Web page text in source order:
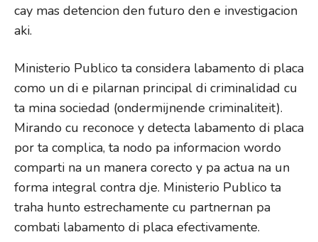
cay mas detencion den futuro den e investigacion
aki.
Ministerio Publico ta considera labamento di placa
como un di e pilarnan principal di criminalidad cu
ta mina sociedad (ondermijnende criminaliteit).
Mirando cu reconoce y detecta labamento di placa
por ta complica, ta nodo pa informacion wordo
comparti na un manera corecto y pa actua na un
forma integral contra dje. Ministerio Publico ta
traha hunto estrechamente cu partnernan pa
combati labamento di placa efectivamente.